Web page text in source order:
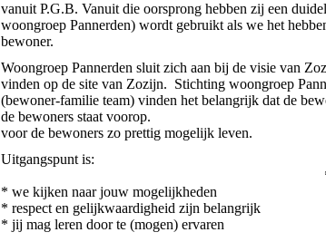
vanuit P.G.B. Vanuit die oorsprong hebben zij een
woongroep Pannerden) wordt gebruikt als we het
bewoner.
Woongroep Pannerden sluit zich aan bij de visie van
vinden op de site van Zozijn. Stichting woongroep
(bewoner-familie team) vinden het belangrijk dat de
de bewoners staat voorop.
voor de bewoners zo prettig mogelijk leven.
* ieder mens is
* we kijken naar jouw mogelijkheden
* respect en gelijkwaardigheid zijn belangrijk
* jij mag leren door te (mogen) ervaren